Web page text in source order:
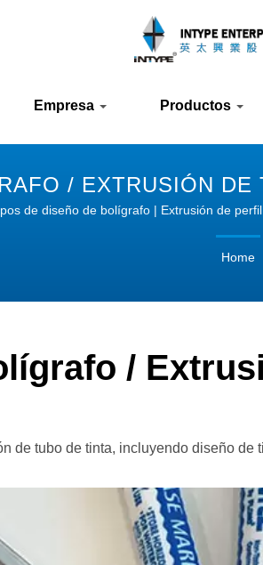
Empresa Productos
/ EXTRUSIÓN
DE TUBOS
de diseño de bolígrafo | Extrusión de
Home
/
de tubo de tinta, incluyendo diseño de